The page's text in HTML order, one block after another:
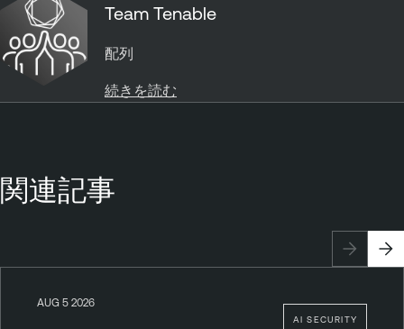
Team Tenable
配列
続きを読む
関連記事
AI SECURITY
AUG 5 2026